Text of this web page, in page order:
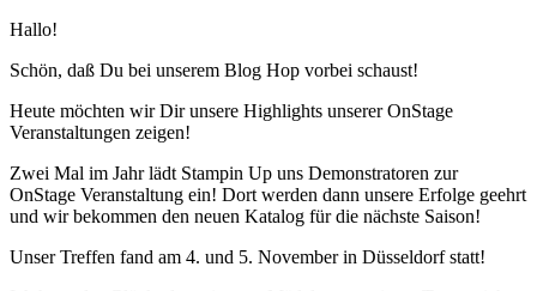
Hallo!
Schön, daß Du bei unserem Blog Hop vorbei schaust!
Heute möchten wir Dir unsere Highlights unserer OnStage
Veranstaltungen zeigen!
Zwei Mal im Jahr lädt Stampin Up uns Demonstratoren zur
OnStage Veranstaltung ein! Dort werden dann unsere Erfolge geehrt
und wir bekommen den neuen Katalog für die nächste Saison!
Unser Treffen fand am 4. und 5. November in Düsseldorf statt!